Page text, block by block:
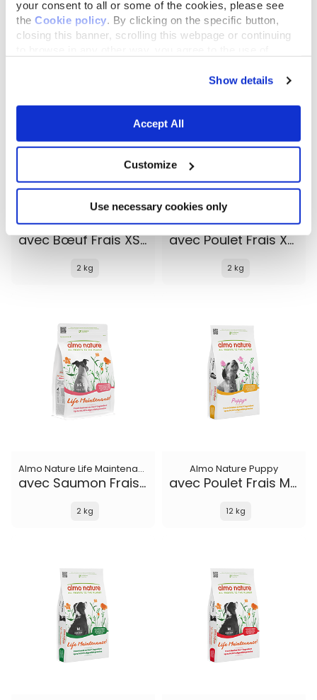
your consent to all or some of the cookies, please see
the Cookie policy. By clicking on the specific button,
closing this banner, scrolling this webpage or continuing
Show details
Accept All
Customize
Use necessary cookies only
2 kg 2 kg
Almo Nature Life Maintenance
avec Bœuf Frais XS-S
2 kg
Almo Nature Life Maintenance
avec Poulet Frais XS-S
2 kg
Almo Nature Life Maintenance
avec Saumon Frais XS-S
2 kg
Almo Nature Puppy
avec Poulet Frais M-L
12 kg